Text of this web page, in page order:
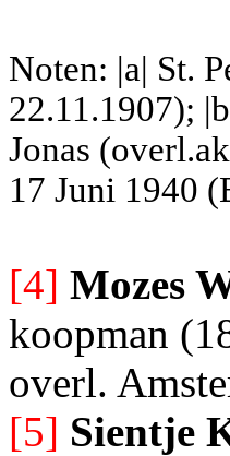
Noten: |a| St.
22.11.1907);
Jonas
17 Juni 1940
[4] Mozes
koopman
overl.
[5] Sientje